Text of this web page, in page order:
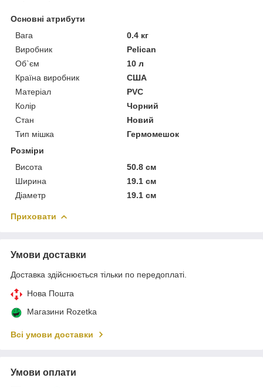
Основні атрибути
Вага
0.4 кг
Виробник
Pelican
Об`єм
10 л
Країна виробник
США
Матеріал
PVC
Колір
Чорний
Стан
Новий
Тип мішка
Гермомешок
Розміри
Висота
50.8 см
Ширина
19.1 см
Діаметр
19.1 см
Приховати
Умови доставки
Доставка здійснюється тільки по передоплаті.
Нова Пошта
Магазини Rozetka
Всі умови доставки
Умови оплати